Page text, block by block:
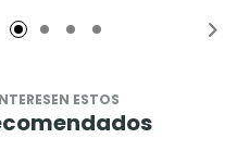
ESTOS